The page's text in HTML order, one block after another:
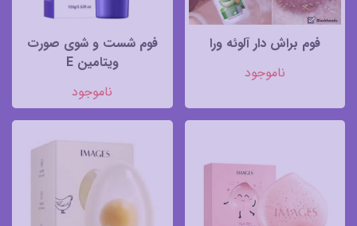
فوم براش دار آلوئه ورا
ناموجود
فوم شست و شوی صورت
ویتامین E
ناموجود